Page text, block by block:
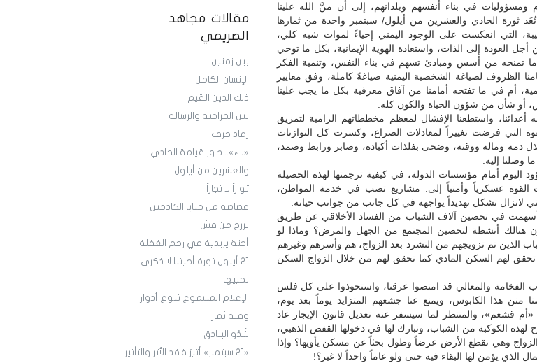
مقالات مجاهد
الصريمي
بين زمنين..
الإنسان الكامل
ذلك الدين القيم
بين المزاجيةِ والرسالة
رماد حرف
«لاء».. صور قيامة الحادي
والعشرين من أيلول
ثواراً لا تجاراً
قصاصة من حنايا الكادحين
برزخ من قش
أجنة يزيدية في رحم الغفلة
21 أيلول ثورة أحيتنا لا ذكرى
نحييها
الإعلام المسموع تنوع أدوار
وقلة ثمار
شَدْو البنادق
«21 سبتمبر» أثيرٌ فقد الأثر والتأثير
في بناء أنفسهم وبلدانهم، إلى أن منَّ الله علينا
تُعَد ثورة الحادي والعشرين من أيلول/ سبتمبر واحدة من ثمارها
التي انعكست على الوجود اليمني إحياءً لموات شبه كلي،
العودة إلى الذات، واستعادة الهوية الإيمانية، بكل ما توحي
تمنحه من أسس ومبادئ تسهم في بناء النفس، وتنمية الفكر
الظروف لصياغة الشخصية اليمنية صياغةً كاملة، وفق معايير
أم في ما تفتحه أمامنا من آفاق معرفية بكل ما يجب علينا
أو شأن من شؤون الحياة والكون كله.
أعدائنا، واستطعنا الإفشال لمعظم مخططاتهم الرامية لتمزيق
التي فرضت تغييراً لمعادلات الصراع، وكسرت كل التوازنات
دمه وماله ووقته، وضحى بفلذات أكباده، وصابر ورابط وصمد،
وصلنا إليه.
اليوم أمام مؤسسات الدولة، في كيفية ترجمتها لهذه الحصيلة
القوة عسكرياً وأمنياً إلى: مشاريع تصب في خدمة المواطن،
لاتزال تشكل تهديداً يواجهه في كل جانب من جوانب حياته.
أسهمت في تحصين آلاف الشباب من الفساد الأخلاقي عن طريق
هنالك أنشطة لتحصين المجتمع من الجهل والمرض؟ وماذا لو
الذين تم تزويجهم من التشرد بعد الزواج، هم وأسرهم وغيرهم
تحقق لهم السكن المادي كما تحقق لهم من خلال الزواج السكن
الفخامة والمعالي قد امتصوا عرقنا، واستحوذوا على كل فلس
منن هذا الكابوس، ويمنع عنا جشعهم المتزايد يوماً بعد يوم،
قشعم»، والمنتظر لما سيسفر عنه تعديل قانون الإيجار عاد
الكوكبة من الشباب، ونبارك لها في دخولها القفص الذهبي،
الزواج وهي تقطع الأرض عرضاً وطول بحثاً عن مسكن يأويها؟ وإذا
الذي يؤمن لها البقاء فيه حتى ولو عاماً واحداً لا غير؟!